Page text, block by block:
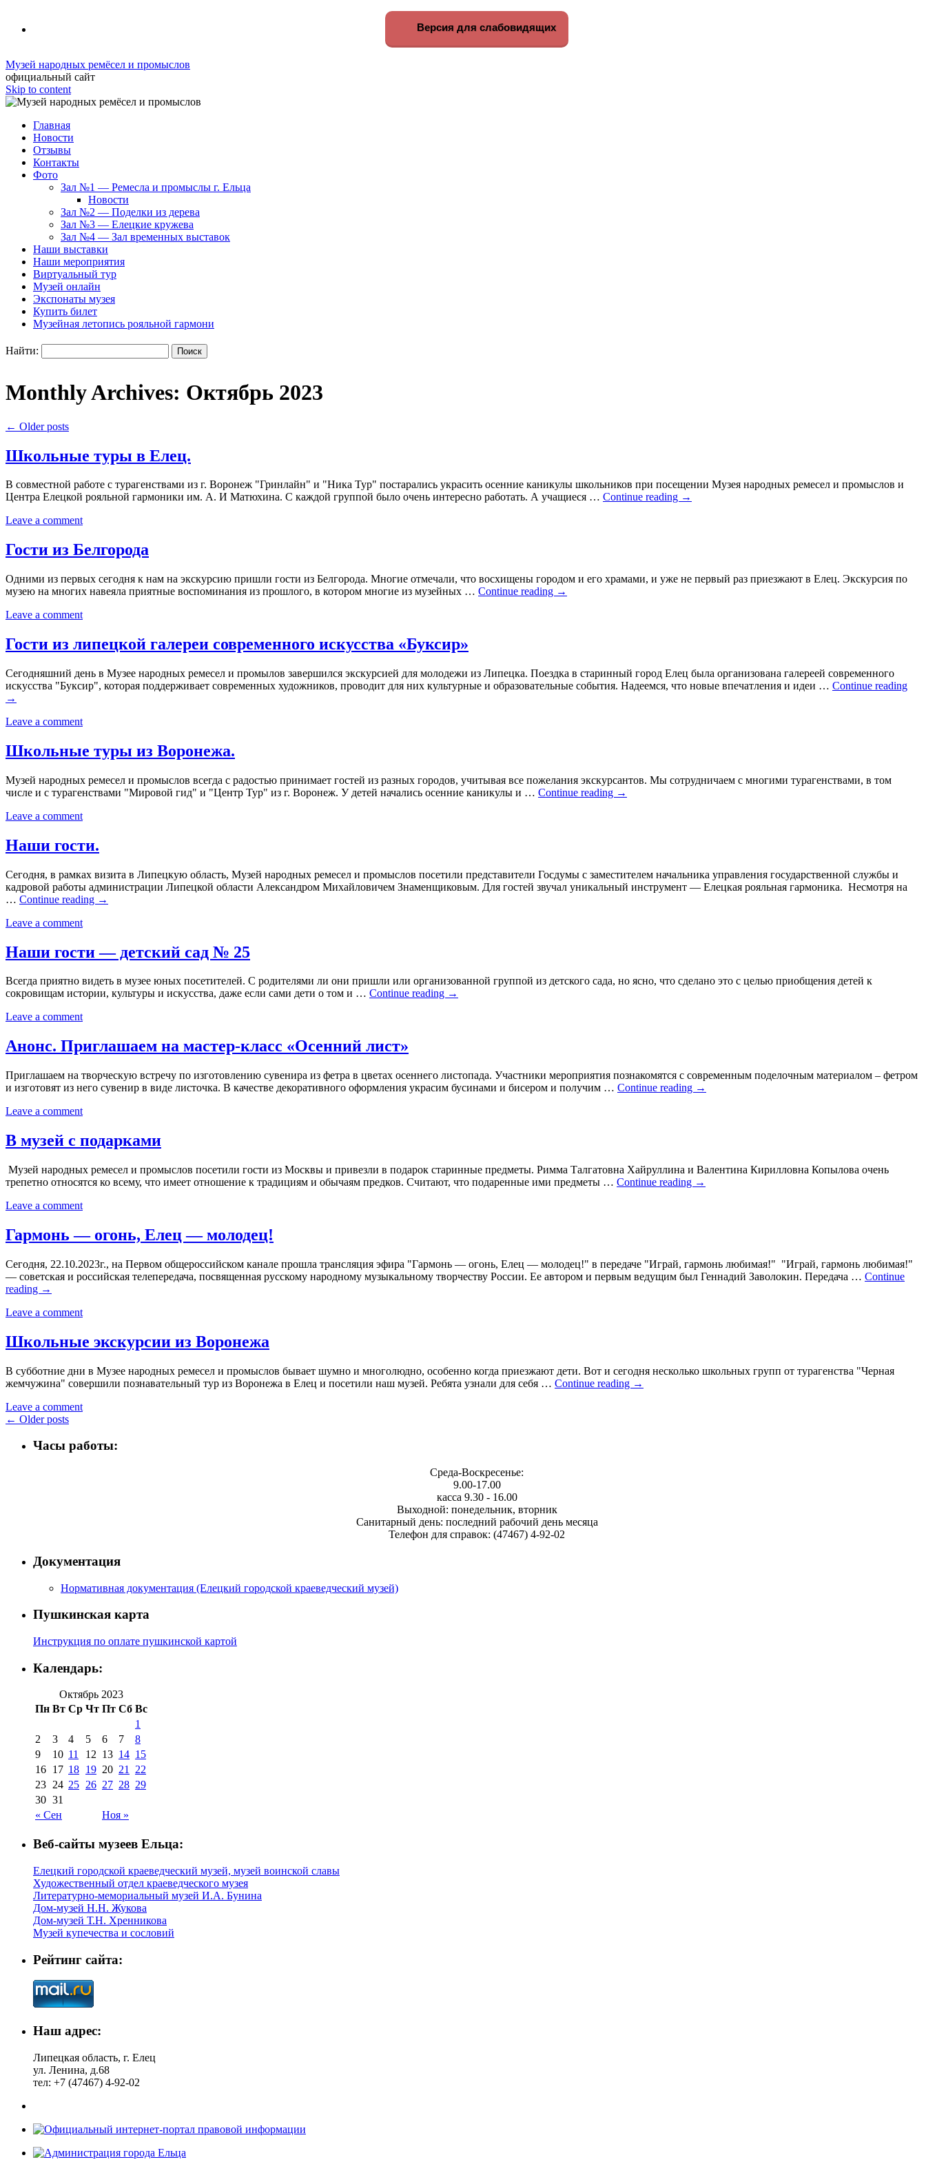
Версия для слабовидящих
Музей народных ремёсел и промыслов
официальный сайт
Skip to content
Главная
Новости
Отзывы
Контакты
Фото
Зал №1 — Ремесла и промыслы г. Ельца
Новости
Зал №2 — Поделки из дерева
Зал №3 — Елецкие кружева
Зал №4 — Зал временных выставок
Наши выставки
Наши мероприятия
Виртуальный тур
Музей онлайн
Экспонаты музея
Купить билет
Музейная летопись рояльной гармони
Найти:
Monthly Archives: Октябрь 2023
← Older posts
Школьные туры в Елец.
В совместной работе с турагенствами из г. Воронеж "Гринлайн" и "Ника Тур" постарались украсить осенние каникулы школьников при посещении Музея народных ремесел и промыслов и
Центра Елецкой рояльной гармоники им. А. И Матюхина. С каждой группой было очень интересно работать. А учащиеся … Continue reading →
Leave a comment
Гости из Белгорода
Одними из первых сегодня к нам на экскурсию пришли гости из Белгорода. Многие отмечали, что восхищены городом и его храмами, и уже не первый раз приезжают в Елец. Экскурсия по
музею на многих навеяла приятные воспоминания из прошлого, в котором многие из музейных … Continue reading →
Leave a comment
Гости из липецкой галереи современного искусства «Буксир»
Сегодняшний день в Музее народных ремесел и промылов завершился экскурсией для молодежи из Липецка. Поездка в старинный город Елец была организована галереей современного
искусства "Буксир", которая поддерживает современных художников, проводит для них культурные и образовательные события. Надеемся, что новые впечатления и идеи … Continue reading
→
Leave a comment
Школьные туры из Воронежа.
Музей народных ремесел и промыслов всегда с радостью принимает гостей из разных городов, учитывая все пожелания экскурсантов. Мы сотрудничаем с многими турагенствами, в том
числе и с турагенствами "Мировой гид" и "Центр Тур" из г. Воронеж. У детей начались осенние каникулы и … Continue reading →
Leave a comment
Наши гости.
Сегодня, в рамках визита в Липецкую область, Музей народных ремесел и промыслов посетили представители Госдумы с заместителем начальника управления государственной службы и
кадровой работы администрации Липецкой области Александром Михайловичем Знаменщиковым. Для гостей звучал уникальный инструмент — Елецкая рояльная гармоника. Несмотря на
… Continue reading →
Leave a comment
Наши гости — детский сад № 25
Всегда приятно видеть в музее юных посетителей. С родителями ли они пришли или организованной группой из детского сада, но ясно, что сделано это с целью приобщения детей к
сокровищам истории, культуры и искусства, даже если сами дети о том и … Continue reading →
Leave a comment
Анонс. Приглашаем на мастер-класс «Осенний лист»
Приглашаем на творческую встречу по изготовлению сувенира из фетра в цветах осеннего листопада. Участники мероприятия познакомятся с современным поделочным материалом – фетром
и изготовят из него сувенир в виде листочка. В качестве декоративного оформления украсим бусинами и бисером и получим … Continue reading →
Leave a comment
В музей с подарками
Музей народных ремесел и промыслов посетили гости из Москвы и привезли в подарок старинные предметы. Римма Талгатовна Хайруллина и Валентина Кирилловна Копылова очень
трепетно относятся ко всему, что имеет отношение к традициям и обычаям предков. Считают, что подаренные ими предметы … Continue reading →
Leave a comment
Гармонь — огонь, Елец — молодец!
Сегодня, 22.10.2023г., на Первом общероссийском канале прошла трансляция эфира "Гармонь — огонь, Елец — молодец!" в передаче "Играй, гармонь любимая!" "Играй, гармонь любимая!"
— советская и российская телепередача, посвященная русскому народному музыкальному творчеству России. Ее автором и первым ведущим был Геннадий Заволокин. Передача … Continue
reading →
Leave a comment
Школьные экскурсии из Воронежа
В субботние дни в Музее народных ремесел и промыслов бывает шумно и многолюдно, особенно когда приезжают дети. Вот и сегодня несколько школьных групп от турагенства "Черная
жемчужина" совершили познавательный тур из Воронежа в Елец и посетили наш музей. Ребята узнали для себя … Continue reading →
Leave a comment
← Older posts
Часы работы:
Среда-Воскресенье:
9.00-17.00
касса 9.30 - 16.00
Выходной: понедельник, вторник
Санитарный день: последний рабочий день месяца
Телефон для справок: (47467) 4-92-02
Документация
Нормативная документация (Елецкий городской краеведческий музей)
Пушкинская карта
Инструкция по оплате пушкинской картой
Календарь:
Октябрь 2023
Пн Вт Ср Чт Пт Сб Вс
« Сен Ноя »
1
2
3 4 5 6 7
8
9
10 11 12 13 14 15
16 17 18 19 20 21 22
23 24 25 26 27 28 29
30 31
Веб-сайты музеев Ельца:
Елецкий городской краеведческий музей, музей воинской славы
Художественный отдел краеведческого музея
Литературно-мемориальный музей И.А. Бунина
Дом-музей Н.Н. Жукова
Дом-музей Т.Н. Хренникова
Музей купечества и сословий
Рейтинг сайта:
Наш адрес:
Липецкая область, г. Елец
ул. Ленина, д.68
тел: +7 (47467) 4-92-02